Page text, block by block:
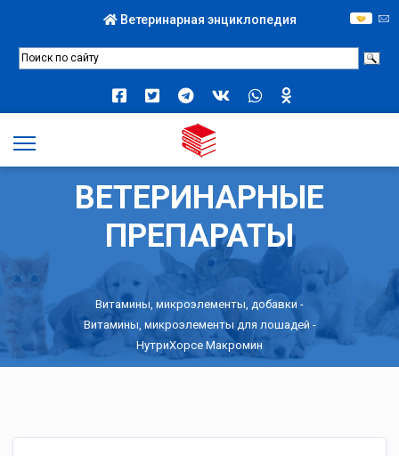
Ветеринарная энциклопедия
ВЕТЕРИНАРНЫЕ
ПРЕПАРАТЫ
Витамины, микроэлементы, добавки -
Витамины, микроэлементы для лошадей -
НутриХорсе Макромин